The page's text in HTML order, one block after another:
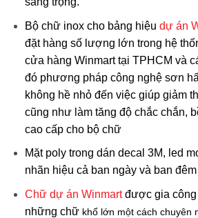
Bộ chữ inox cho bảng hiệu dự án
đặt hàng số lượng lớn trong hệ
cửa hàng Winmart tại TPHCM và
đó phương pháp công nghệ sơn
không hề nhỏ đến việc giúp giảm
cũng như làm tăng độ chắc chắn,
cao cấp cho bộ chữ
Mặt poly trong dán decal 3M, led
nhãn hiệu cả ban ngày và ban đêm
Chữ dự án Winmartđược gia công
những chữkhổ lớn một cách chuyên